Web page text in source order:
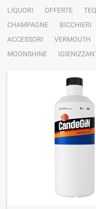
LIQUORI
OFFERTE
CHAMPAGNE
BICCHIERI
ACCESSORI
VERMOUTH
MOONSHINE